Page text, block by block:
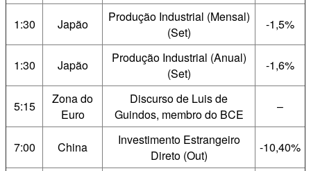
1:30 Japão
Produção Industrial (Mensal)
(Set)
-1,5%
1:30 Japão
Produção Industrial (Anual)
(Set)
-1,6%
5:15
Zona do
Euro
Discurso de Luis de
Guindos, membro do BCE
–
7:00 China
Investimento Estrangeiro
Direto (Out)
-10,40%